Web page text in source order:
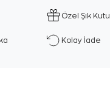
Özel Şık Kutu
Kolay İade